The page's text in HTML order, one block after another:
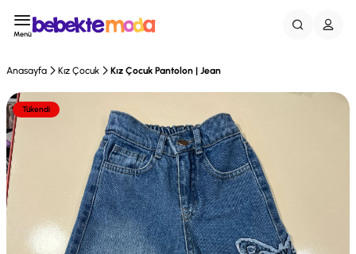
Menü
Anasayfa Kız Çocuk Kız Çocuk Pantolon | Jean
Tükendi